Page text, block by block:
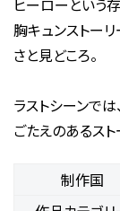
ヒーローという
胸キュンストー
さと見どころ。
ラストシーンで
ごたえのあるスト
制作国